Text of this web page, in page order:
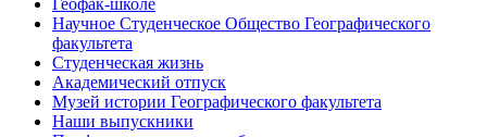
Геофак-школе
Научное Студенческое Общество Географического
факультета
Студенческая жизнь
Академический отпуск
Музей истории Географического факультета
Наши выпускники